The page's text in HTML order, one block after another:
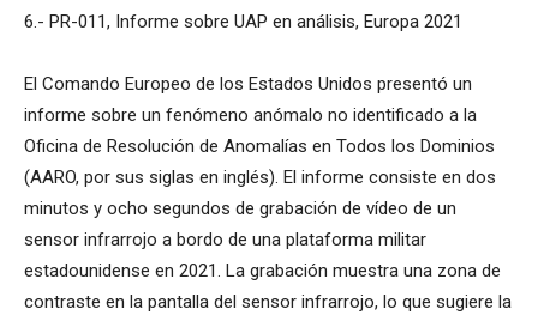
6.- PR-011, Informe sobre UAP en análisis, Europa 2021
El Comando Europeo de los Estados Unidos presentó un
informe sobre un fenómeno anómalo no identificado a la
Oficina de Resolución de Anomalías en Todos los Dominios
(AARO, por sus siglas en inglés). El informe consiste en dos
minutos y ocho segundos de grabación de vídeo de un
sensor infrarrojo a bordo de una plataforma militar
estadounidense en 2021. La grabación muestra una zona de
contraste en la pantalla del sensor infrarrojo, lo que sugiere la